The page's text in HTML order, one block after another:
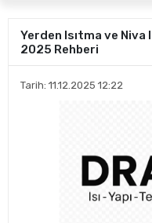
Yerden Isıtma ve Niva
2025 Rehberi
Tarih: 11.12.2025 12:22